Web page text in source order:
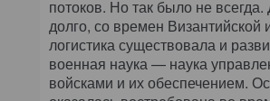
потоков. Но так было не
долго, со времен Византийской
логистика существовала и
военная наука — наука
войсками и их обеспечением.